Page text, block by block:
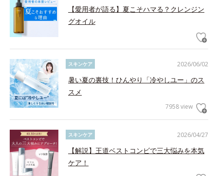
【愛用者が語る】夏こそハマる？クレンジン
グオイル
2026/06/02
スキンケア
暑い夏の裏技！ひんやり「冷やしユー」のス
スメ
7958 view
2026/04/27
スキンケア
【解説】王道ベストコンビで三大悩みを本気
ケア！